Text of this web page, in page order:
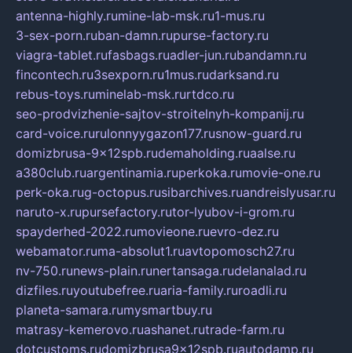
antenna-highly.rumine-lab-msk.ru1-mus.ru
3-sex-porn.ruban-damn.rupurse-factory.ru
viagra-tablet.rufasbags.ruadler-jun.rubandamn.ru
fincontech.ru3sexporn.ru1mus.rudarksand.ru
rebus-toys.ruminelab-msk.rurtdco.ru
seo-prodvizhenie-sajtov-stroitelnyh-kompanij.ru
card-voice.rurulonnyygazon177.rusnow-guard.ru
domizbrusa-9x12spb.rudemaholding.ruaalse.ru
a380club.ruargentinamia.ruperkoka.rumovie-one.ru
perk-oka.rug-octopus.rusibarchives.ruandreislyusar.ru
naruto-x.rupursefactory.rutor-lyubov-i-grom.ru
spayderhed-2022.rumovieone.ruevro-dez.ru
webamator.ruma-absolut1.ruavtopomosch27.ru
nv-750.runews-plain.runertansaga.rudelanalad.ru
dizfiles.ruyoutubefree.ruaria-family.ruroadli.ru
planeta-samara.rumysmartbuy.ru
matrasy-kemerovo.ruashanet.rutrade-farm.ru
dotcustoms.rudomizbrusa9x12spb.ruautodamp.ru